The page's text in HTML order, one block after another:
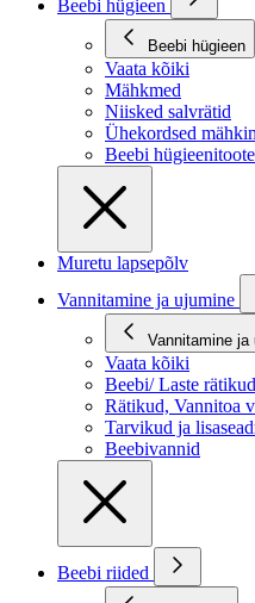
Beebi hügieen
Beebi hügieen
Vaata kõiki
Mähkmed
Niisked salvrätid
Ühekordsed
Beebi
Muretu lapsepõlv
Vannitamine ja ujumine
Vannitamine ja
Vaata kõiki
Beebi/ Laste rätikud
Rätikud, Vannitoa
Tarvikud ja
Beebivannid
Beebi riided